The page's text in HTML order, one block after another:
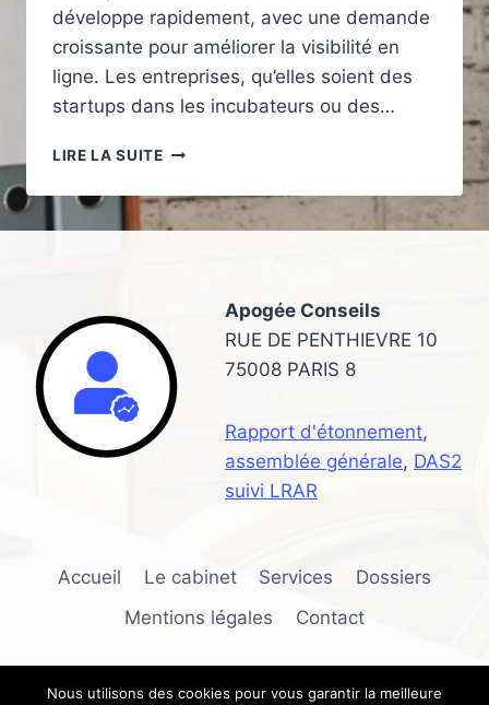
développe rapidement, avec une demande
croissante pour améliorer la visibilité en
ligne. Les entreprises, qu’elles soient des
startups dans les incubateurs ou des…
LIRE LA SUITERÉFÉRENCEMENT
LILLE
CONSULTANT
FREELANCE
Apogée Conseils
RUE DE PENTHIEVRE 10
75008 PARIS 8
Rapport d'étonnement,
assemblée générale, DAS2
suivi LRAR
Accueil Le cabinet Services
Dossiers
Mentions légales
Contact
Nous utilisons des cookies pour vous garantir la meilleure